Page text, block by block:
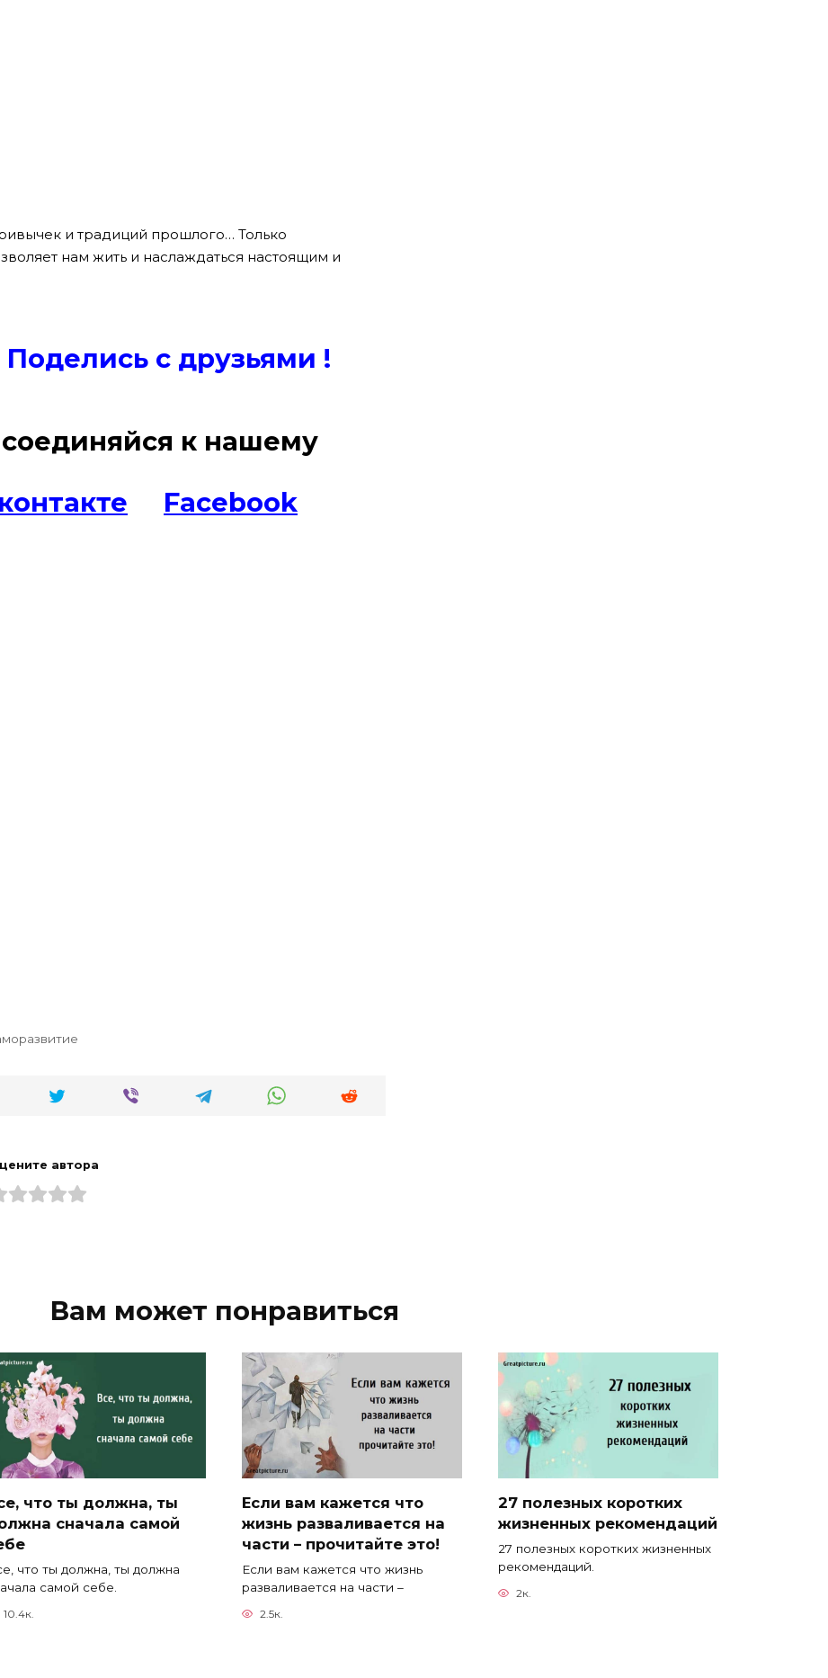
и традиций прошлого… Только
нам жить и наслаждаться настоящим и
Поделись с друзьями !
к нашему
Facebook
автора
Вам может понравиться
что ты должна, ты
сначала самой
что ты должна, ты должна
самой себе.
10.4к.
Если вам кажется что
жизнь разваливается на
части – прочитайте это!
Если вам кажется что жизнь
разваливается на части –
2.5к.
27 полезных коротких
жизненных рекомендаций
27 полезных коротких жизненных
рекомендаций.
2к.